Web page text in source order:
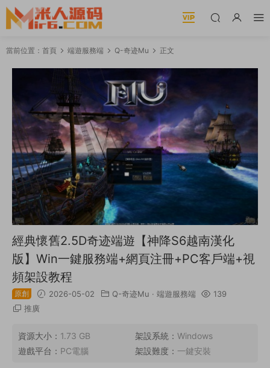
當前位置： 首頁 端遊服務端 Q-奇迹Mu 正文
經典懷舊2.5D奇迹端遊【神降S6越南漢化
版】Win一鍵服務端+網頁注冊+PC客戶端+視
頻架設教程
原創 2026-05-02 Q-奇迹Mu · 端遊服務端
139
推廣
資源大小： 1.73 GB 架設系統： Windows
遊戲平台： PC電腦 架設難度： 一鍵安裝